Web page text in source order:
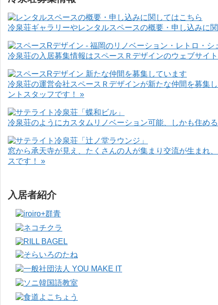
冷泉荘ギャラリーやレンタルスペースの概要・申し込みに
冷泉荘の入居募集情報はスペースＲデザインのウェブサイ
冷泉荘の運営会社スペースＲデザインが新たな仲間を募集
ントスタッフです！ »
冷泉荘のようにカスタムリノベーション可能、しかも住め
窓から承天寺が見え、たくさんの人が集まり交流が生まれ
スです！ »
入居者紹介